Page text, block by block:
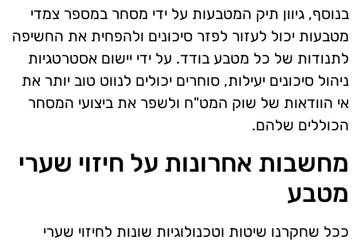
בנוסף, גיוון תיק המטבעות על ידי מסחר במספר צמדי
מטבעות יכול לעזור לפזר סיכונים ולהפחית את החשיפה
לתנודות של כל מטבע בודד. על ידי יישום אסטרטגיות
ניהול סיכונים יעילות, סוחרים יכולים לנווט טוב יותר את
אי הוודאות של שוק המט"ח ולשפר את ביצועי המסחר
הכוללים שלהם.
מחשבות אחרונות על חיזוי שערי
מטבע
ככל שחקרנו שיטות וטכנולוגיות שונות לחיזוי שערי